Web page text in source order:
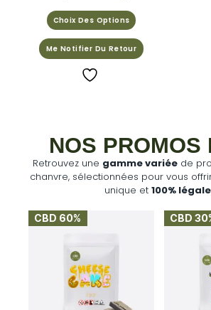
Choix Des Options
Me Notifier Du Retour
NOS PROMOS
Retrouvez une gamme variéede
chanvre, sélectionnées pour vous
unique et 100%
CBD 60% CBD